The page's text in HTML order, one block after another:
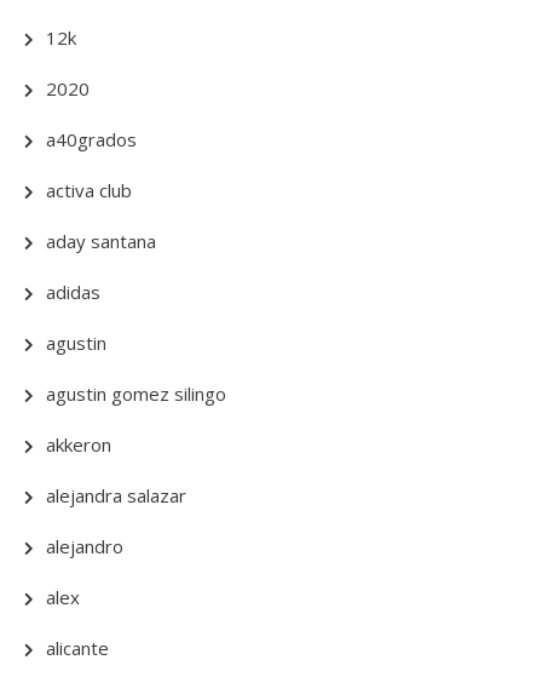
12k
2020
a40grados
activa club
aday santana
adidas
agustin
agustin gomez silingo
akkeron
alejandra salazar
alejandro
alex
alicante